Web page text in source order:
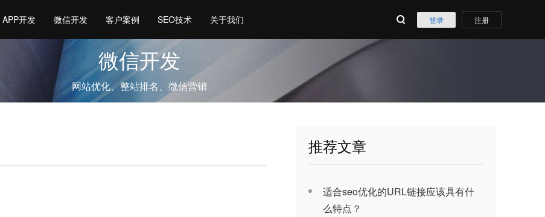
APP开发 微信开发 客户案例 SEO技术 关于我们 登录 注册
微信开发
网站优化、整站排名、微信营销
推荐文章
适合seo优化的URL链接应该具有什
么特点？